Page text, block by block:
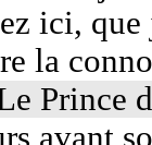
ici, que
la
Prince